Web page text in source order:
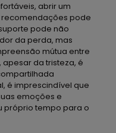
abrir um
pode
pode não
da perda, mas
mútua entre
apesar da tristeza, é
é imprescindível que
emoções e
próprio tempo para o